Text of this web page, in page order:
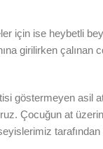
için ise heybetli
girilirken çalınan
göstermeyen asil
Çocuğun at
tarafından